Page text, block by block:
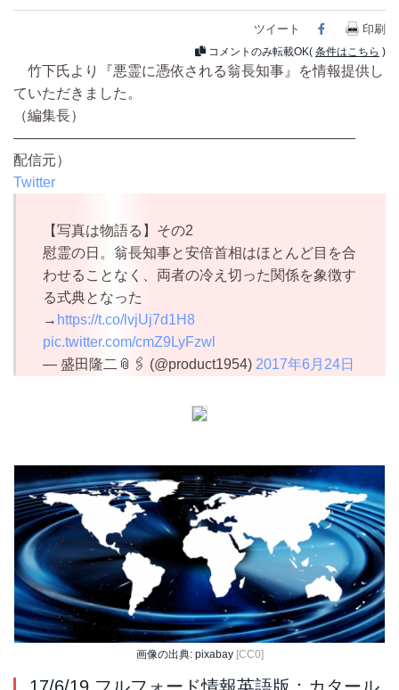
ツイート Facebook
印刷
コメントのみ転載OK( 条件はこちら )
竹下氏より『悪霊に憑依される翁長知事』を情報提供し
ていただきました。
（編集長）
————————————————————————
配信元）
Twitter
【写真は物語る】その2
慰霊の日。翁長知事と安倍首相はほとんど目を合
わせることなく、両者の冷え切った関係を象徴す
る式典となった
→ https://t.co/lvjUj7d1H8
pic.twitter.com/cmZ9LyFzwl
— 盛田隆二📎🖇 (@product1954) 2017年6月24日
画像の出典: pixabay [CC0]